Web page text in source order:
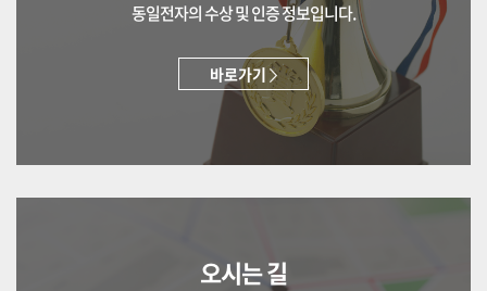
동일전자의 수상 및 인증 정보입니다.
바로가기
오시는 길